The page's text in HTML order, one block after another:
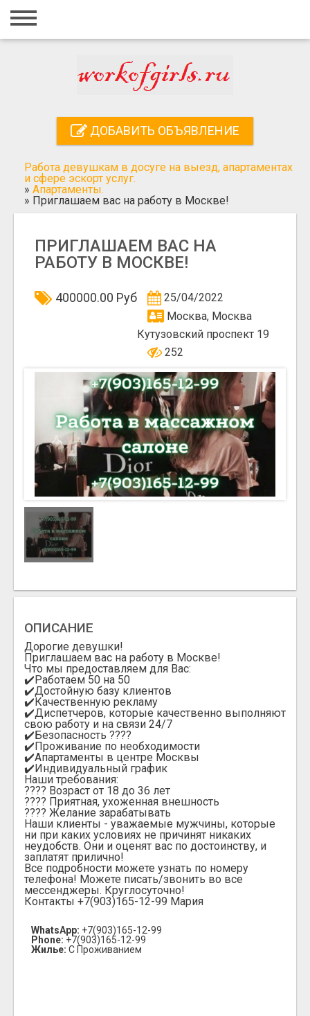
Главная
Регистрация
Добавить объявление
Поиск
ДОБАВИТЬ ОБЪЯВЛЕНИЕ
Работа девушкам в досуге на выезд, апартаментах
и сфере эскорт услуг.
» Апартаменты.
» Приглашаем вас на работу в Москве!
ПРИГЛАШАЕМ ВАС НА
РАБОТУ В МОСКВЕ!
400000.00 Руб
25/04/2022
Москва, Москва
Кутузовский проспект 19
252
ОПИСАНИЕ
Дорогие девушки!
Приглашаем вас на работу в Москве!
Что мы предоставляем для Вас:
✔️Работаем 50 на 50
✔️Достойную базу клиентов
✔️Качественную рекламу
✔️Диспетчеров, которые качественно выполняют
свою работу и на связи 24/7
✔️Безопасность ????
✔️Проживание по необходимости
✔️Апартаменты в центре Москвы
✔️Индивидуальный график
Наши требования:
???? Возраст от 18 до 36 лет
???? Приятная, ухоженная внешность
???? Желание зарабатывать
Наши клиенты - уважаемые мужчины, которые
ни при каких условиях не причинят никаких
неудобств. Они и оценят вас по достоинству, и
заплатят прилично!
Все подробности можете узнать по номеру
телефона! Можете писать/звонить во все
мессенджеры. Круглосуточно!
Контакты +7(903)165-12-99 Мария
WhatsApp: +7(903)165-12-99
Phone: +7(903)165-12-99
Жилье: С Проживанием